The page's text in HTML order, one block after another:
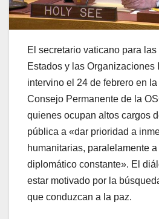
El secretario vaticano para
Estados y las Organizaciones
intervino el 24 de febrero en la
Consejo Permanente de la
quienes ocupan altos cargos
pública a «dar prioridad a
humanitarias, paralelamente
diplomático constante». El
estar motivado por la
que conduzcan a la paz.